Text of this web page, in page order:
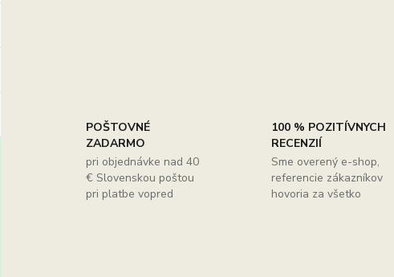
POŠTOVNÉ
ZADARMO
pri objednávke nad 40
€ Slovenskou poštou
pri platbe vopred
100 % POZITÍVNYCH
RECENZIÍ
Sme overený e-shop,
referencie zákazníkov
hovoria za všetko